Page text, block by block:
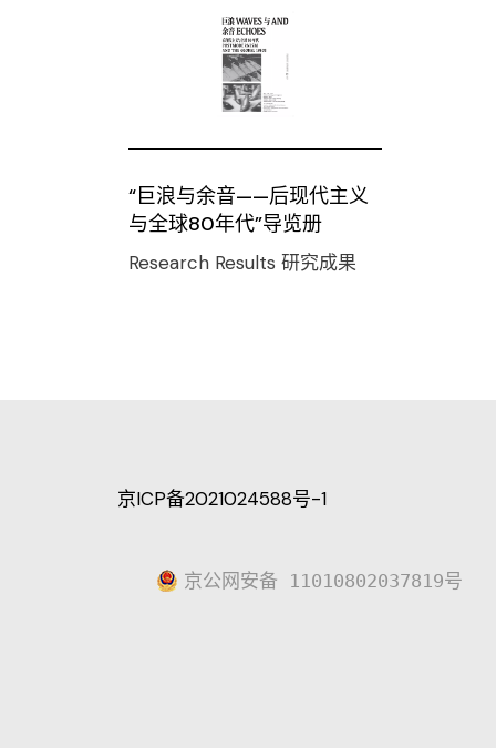
“巨浪与余音——后现代主义
与全球80年代”导览册
Research Results 研究成果
京ICP备2021024588号-1
京公网安备 11010802037819号